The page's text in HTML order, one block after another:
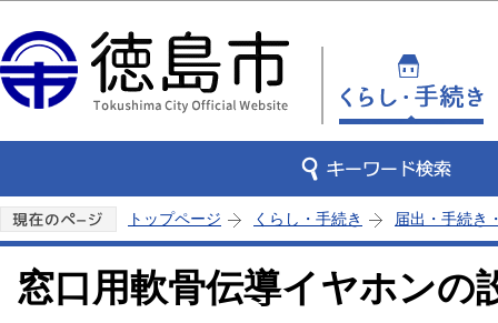
トップページ くらし・手続き 届出・手続き
窓口用軟骨伝導イヤホンの